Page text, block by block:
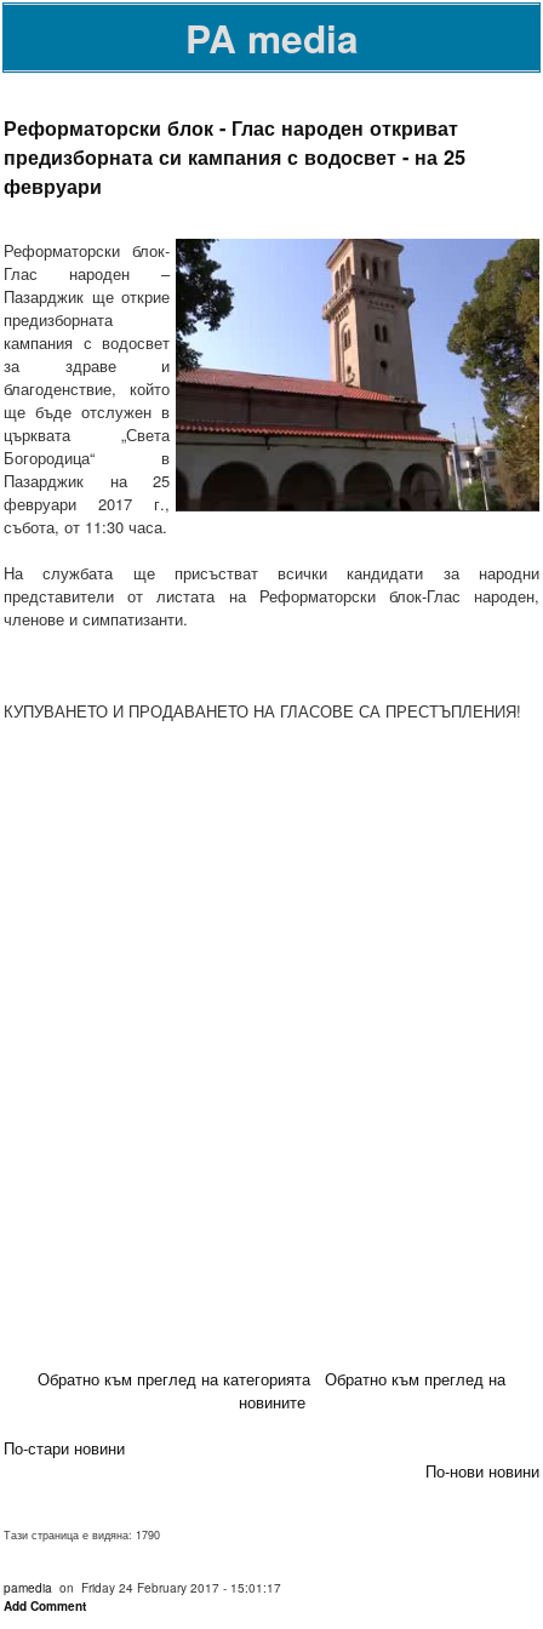
PA media
Реформаторски блок - Глас народен откриват
предизборната си кампания с водосвет - на 25
февруари
Реформаторски блок-
Глас народен –
Пазарджик ще открие
предизборната
кампания с водосвет
за здраве и
благоденствие, който
ще бъде отслужен в
църквата „Света
Богородица“ в
Пазарджик на 25
февруари 2017 г.,
събота, от 11:30 часа.
На службата ще присъстват всички кандидати за народни
представители от листата на Реформаторски блок-Глас народен,
членове и симпатизанти.
КУПУВАНЕТО И ПРОДАВАНЕТО НА ГЛАСОВЕ СА ПРЕСТЪПЛЕНИЯ!
Обратно към преглед на категорията
Обратно към преглед на
новините
По-стари новини
По-нови новини
Тази страница е видяна: 1790
pamedia on Friday 24 February 2017 - 15:01:17
Add Comment